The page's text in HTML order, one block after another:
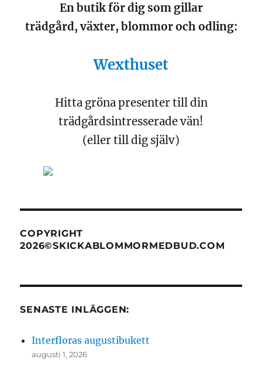
En butik för dig som gillar
trädgård, växter, blommor och odling:
Wexthuset
Hitta gröna presenter till din
trädgårdsintresserade vän!
(eller till dig själv)
COPYRIGHT
2026©SKICKABLOMMORMEDBUD.COM
SENASTE INLÄGGEN:
Interfloras augustibukett
augusti 1, 2026